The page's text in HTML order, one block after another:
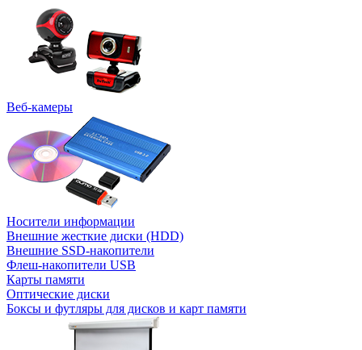
Веб-камеры
Носители информации
Внешние жесткие диски (HDD)
Внешние SSD-накопители
Флеш-накопители USB
Карты памяти
Оптические диски
Боксы и футляры для дисков и карт памяти